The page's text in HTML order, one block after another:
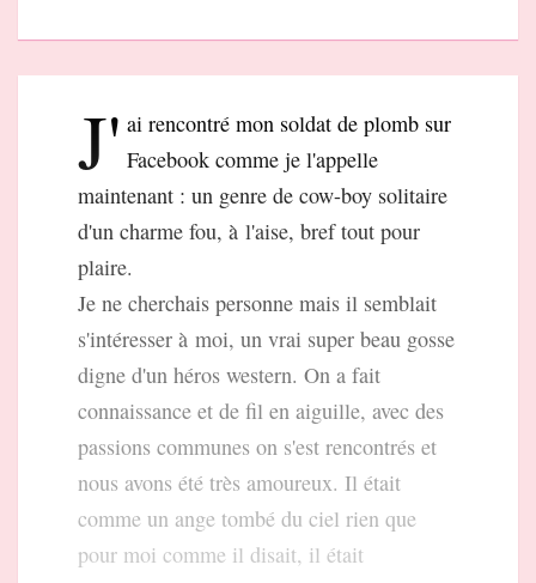
J' ai rencontré mon soldat de plomb sur
Facebook comme je l'appelle
maintenant : un genre de cow-boy solitaire
d'un charme fou, à l'aise, bref tout pour
plaire.
Je ne cherchais personne mais il semblait
s'intéresser à moi, un vrai super beau gosse
digne d'un héros western. On a fait
connaissance et de fil en aiguille, avec des
passions communes on s'est rencontrés et
nous avons été très amoureux. Il était
comme un ange tombé du ciel rien que
pour moi comme il disait, il était